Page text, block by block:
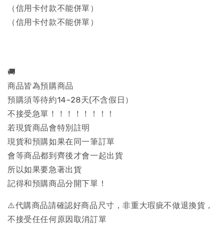
（信用卡付款不能併單）
（信用卡付款不能併單）
🚚
商品皆為預購商品
預購須等待約14~28天(不含假日）
不接受急單！！！！！！！！
若現貨商品會特別註明
現貨和預購如果在同一筆訂單
會等商品都到齊後才會一起出貨
所以如果要急著出貨
記得和預購商品分開下單！
⚠️代購商品請確認好商品尺寸，非重大瑕疵不做退換貨，
不接受任任何原因取消訂單